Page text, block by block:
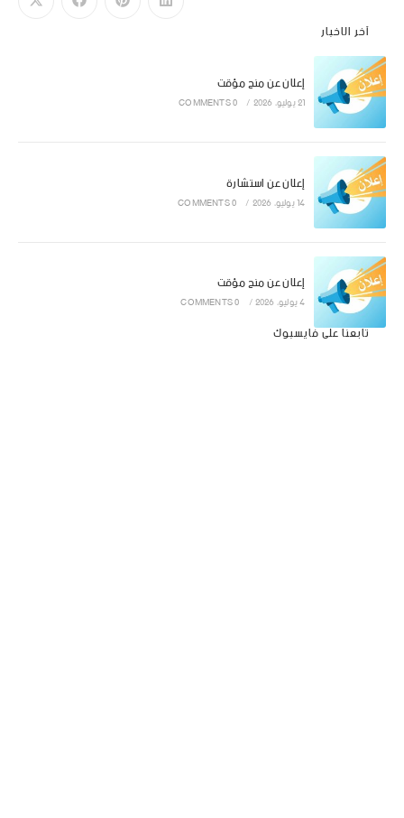
آخر الاخبار
إعلان عن منح مؤقت
21 يوليو، 2026 /
0 COMMENTS
إعلان عن استشارة
14 يوليو، 2026 /
0 COMMENTS
إعلان عن منح مؤقت
4 يوليو، 2026 /
0 COMMENTS
تابعنا على فايسبوك